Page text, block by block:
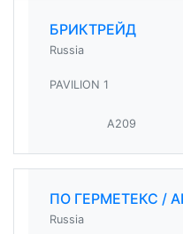
БРИКТРЕЙД
Russia
PAVILION 1
A209
ПО ГЕРМЕТЕКС /
Russia